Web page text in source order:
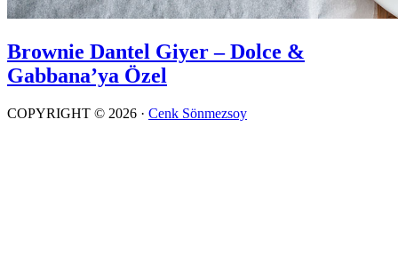
Brownie Dantel Giyer – Dolce &
Gabbana’ya Özel
COPYRIGHT © 2026 · Cenk Sönmezsoy